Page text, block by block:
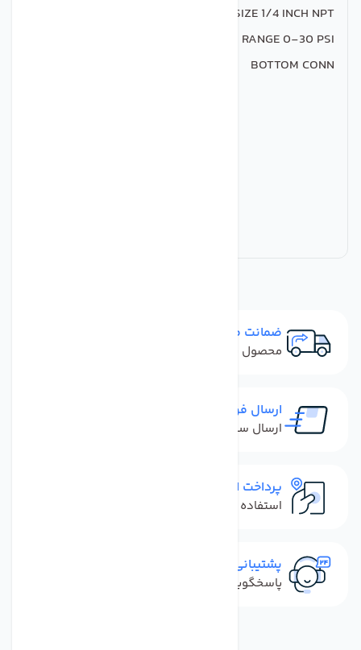
CONNECTION SIZE 1/4 INCH NPT
RANGE 0-30 PSI
BOTTOM CONN
ضمانت مرجوعی
محصول نباید آسیب دیده باشد
ارسال فوری
ارسال سفارش در کمترین زمان ممکن
پرداخت امن
استفاده از روش‌های پرداخت امن
پشتیبانی سریع
پاسخگویی سریع به تماس‌ها و پیام‌ها